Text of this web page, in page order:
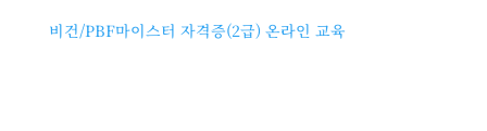
비건/PBF마이스터 자격증(2급) 온라인 교육